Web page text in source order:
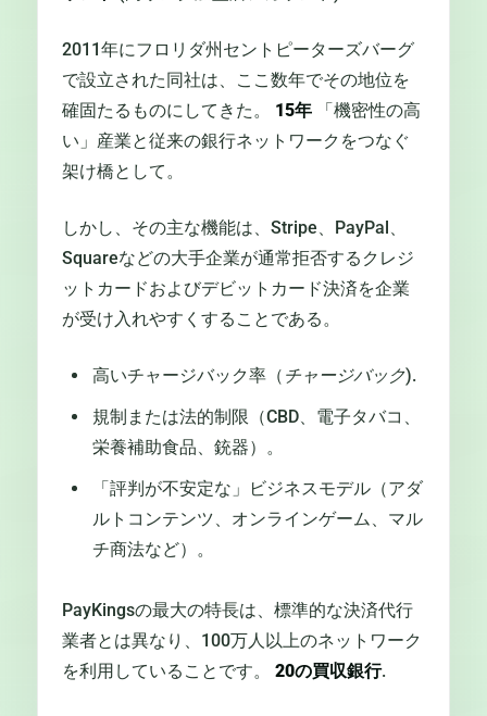
2011年にフロリダ州セントピーターズバーグ
で設立された同社は、ここ数年でその地位を
確固たるものにしてきた。 15年 「機密性の高
い」産業と従来の銀行ネットワークをつなぐ
架け橋として。
しかし、その主な機能は、Stripe、PayPal、
Squareなどの大手企業が通常拒否するクレジ
ットカードおよびデビットカード決済を企業
が受け入れやすくすることである。
高いチャージバック率（ チャージバック).
規制または法的制限（CBD、電子タバコ、
栄養補助食品、銃器）。
「評判が不安定な」ビジネスモデル（アダ
ルトコンテンツ、オンラインゲーム、マル
チ商法など）。
PayKingsの最大の特長は、標準的な決済代行
業者とは異なり、100万人以上のネットワーク
を利用していることです。 20の買収銀行.